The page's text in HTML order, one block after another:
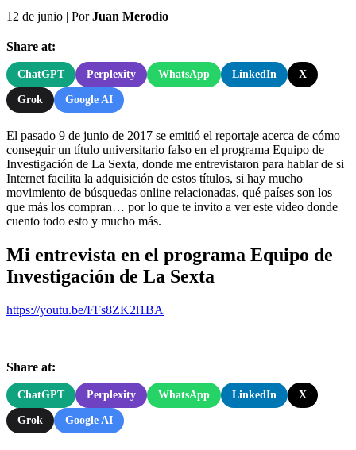
12 de junio | PorJuan Merodio
Share at:
ChatGPT Perplexity WhatsApp LinkedIn X
Grok Google AI
El pasado 9 de junio de 2017 se emitió el reportaje acerca de cómo
conseguir un título universitario falso en el programa Equipo de
Investigación de La Sexta, donde me entrevistaron para hablar de si
Internet facilita la adquisición de estos títulos, si hay mucho
movimiento de búsquedas online relacionadas, qué países son los
que más los compran… por lo que te invito a ver este video donde
cuento todo esto y mucho más.
Mi entrevista en el programa Equipo de
Investigación de La Sexta
https://youtu.be/FFs8ZK2l1BA
Share at:
ChatGPT Perplexity WhatsApp LinkedIn X
Grok Google AI